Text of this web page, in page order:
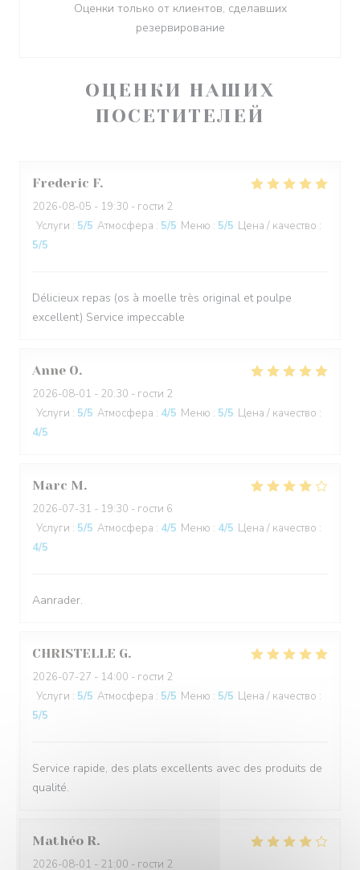
ОЦЕНКИ НАШИХ
ПОСЕТИТЕЛЕЙ
Frederic F
2026-08-05 - 19:30 - гости 2
Услуги : 5/5 Атмосфера : 5/5 Меню : 5/5 Цена / качество :
5/5
Délicieux repas (os à moelle très original et poulpe
excellent) Service impeccable
Anne O
2026-08-01 - 20:30 - гости 2
Услуги : 5/5 Атмосфера : 4/5 Меню : 5/5 Цена / качество :
4/5
Marc M
2026-07-31 - 19:30 - гости 6
Услуги : 5/5 Атмосфера : 4/5 Меню : 4/5 Цена / качество :
4/5
Aanrader.
CHRISTELLE G
2026-07-27 - 14:00 - гости 2
Услуги : 5/5 Атмосфера : 5/5 Меню : 5/5 Цена / качество :
5/5
Service rapide, des plats excellents avec des produits de
qualité.
Mathéo R
2026-08-01 - 21:00 - гости 2
Оценки только от клиентов, сделавших
резервирование